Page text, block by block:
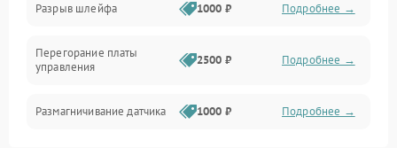
Разрыв шлейфа 1000 ₽ Подробнее →
Перегорание платы
управления
2500 ₽ Подробнее →
Размагничивание датчика 1000 ₽ Подробнее →